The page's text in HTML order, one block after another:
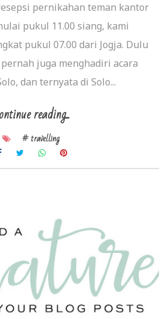
pernikahan teman kantor
pukul 11.00 siang, kami
pukul 07.00 dari Jogja. Dulu
juga menghadiri acara
dan ternyata di Solo...
reading...
# travelling